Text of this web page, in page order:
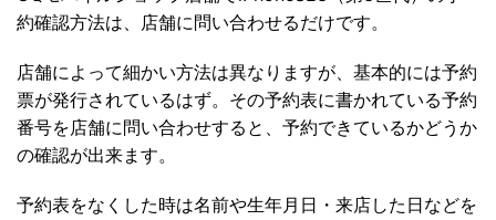
約確認方法は、店舗に問い合わせるだけです。
店舗によって細かい方法は異なりますが、基本的には予約
票が発行されているはず。その予約表に書かれている予約
番号を店舗に問い合わせすると、予約できているかどうか
の確認が出来ます。
予約表をなくした時は名前や生年月日・来店した日などを